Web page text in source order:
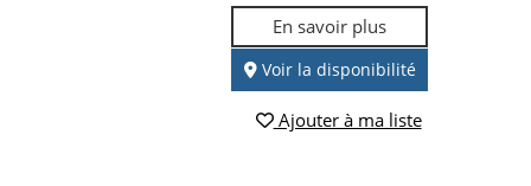
En savoir plus
Voir la disponibilité
Ajouter à ma liste